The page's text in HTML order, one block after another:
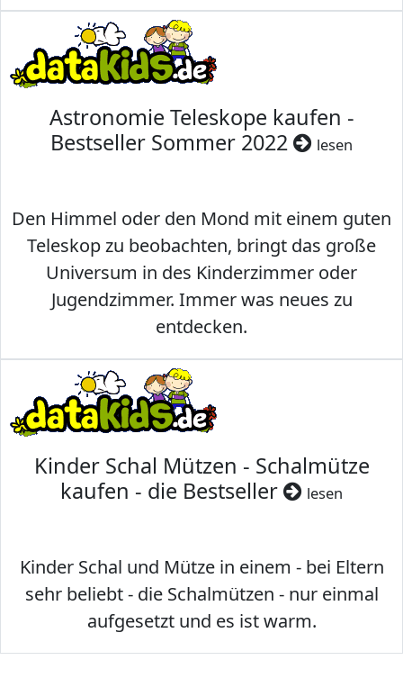
Astronomie Teleskope kaufen -
Bestseller Sommer 2022
lesen
Den Himmel oder den Mond mit einem guten
Teleskop zu beobachten, bringt das große
Universum in des Kinderzimmer oder
Jugendzimmer. Immer was neues zu
entdecken.
Kinder Schal Mützen - Schalmütze
kaufen - die Bestseller
lesen
Kinder Schal und Mütze in einem - bei Eltern
sehr beliebt - die Schalmützen - nur einmal
aufgesetzt und es ist warm.